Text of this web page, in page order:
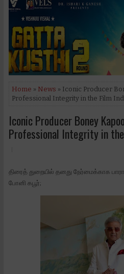
Home » News » Iconic Producer
Professional Integrity in the Film
Iconic Producer Boney
Professional Integrity in
திரைத் துறையில் தனது நேர்மைக்காக
போனி கபூர்;